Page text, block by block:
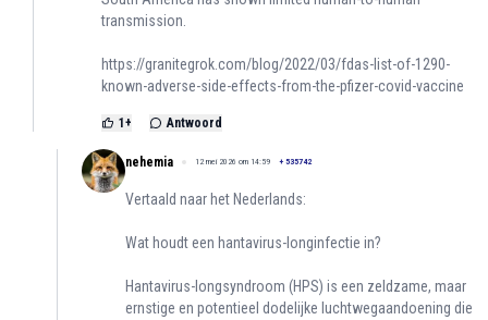
transmission.
https://granitegrok.com/blog/2022/03/fdas-list-of-1290-
known-adverse-side-effects-from-the-pfizer-covid-vaccine
1 + Antwoord
nehemia 12 mei 2026 om 14:59 + 535742
Vertaald naar het Nederlands:
Wat houdt een hantavirus-longinfectie in?
Hantavirus-longsyndroom (HPS) is een zeldzame, maar
ernstige en potentieel dodelijke luchtwegaandoening die